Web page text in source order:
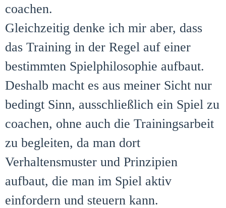
coachen.
Gleichzeitig denke ich mir aber, dass
das Training in der Regel auf einer
bestimmten Spielphilosophie aufbaut.
Deshalb macht es aus meiner Sicht nur
bedingt Sinn, ausschließlich ein Spiel zu
coachen, ohne auch die Trainingsarbeit
zu begleiten, da man dort
Verhaltensmuster und Prinzipien
aufbaut, die man im Spiel aktiv
einfordern und steuern kann.